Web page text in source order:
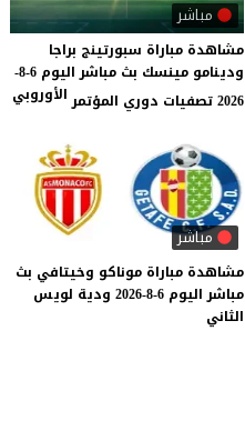
مباشر
مشاهدة مباراة سبورتينج براجا
ودينامو مينسك بث مباشر اليوم 6-8-
2026 تصفيات دوري المؤتمر
الأوروبي
مباشر
مشاهدة مباراة موناكو وخيتافي بث
مباشر اليوم 6-8-2026 ودية لويس
الثاني